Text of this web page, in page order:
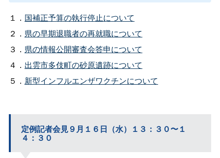
１． 国補正予算の執行停止について
２． 県の早期退職者の再就職について
３． 県の情報公開審査会答申について
４． 出雲市多伎町の砂原遺跡について
５． 新型インフルエンザワクチンについて
定例記者会見９月１６日（水）１３：３０〜１
４：３０